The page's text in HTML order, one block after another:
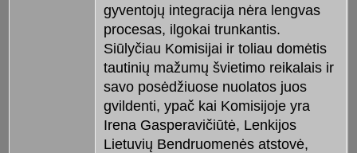
gyventojų integracija nėra lengvas
procesas, ilgokai trunkantis.
Siūlyčiau Komisijai ir toliau domėtis
tautinių mažumų švietimo reikalais ir
savo posėdžiuose nuolatos juos
gvildenti, ypač kai Komisijoje yra
Irena Gasperavičiūtė, Lenkijos
Lietuvių Bendruomenės atstovė,